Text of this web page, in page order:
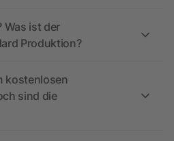
Was ist der
Produktion?
kostenlosen
sind die